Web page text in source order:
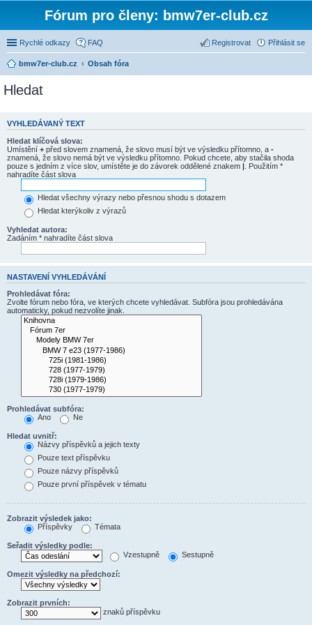
Fórum pro členy: bmw7er-club.cz
Rychlé odkazy FAQ Přihlásit se
Registrovat
bmw7er-club.cz Obsah fóra
Hledat
VYHLEDÁVANÝ TEXT
Hledat klíčová slova:
Umístění + před slovem znamená, že slovo musí být ve výsledku přítomno, a -
znamená, že slovo nemá být ve výsledku přítomno. Pokud chcete, aby stačila shoda
pouze s jedním z více slov, umístěte je do závorek oddělené znakem | . Použitím *
nahradíte část slova
Hledat všechny výrazy nebo přesnou shodu s dotazem
Hledat kterýkoliv z výrazů
Vyhledat autora:
Zadáním * nahradíte část slova
NASTAVENÍ VYHLEDÁVÁNÍ
Prohledávat fóra:
Zvolte fórum nebo fóra, ve kterých chcete vyhledávat. Subfóra jsou prohledávána
automaticky, pokud nezvolíte jinak.
Prohledávat subfóra:
Ano
Ne
Hledat uvnitř:
Názvy příspěvků a jejich texty
Pouze text příspěvku
Pouze názvy příspěvků
Pouze první příspěvek v tématu
Zobrazit výsledek jako:
Příspěvky
Témata
Seřadit výsledky podle:
Vzestupně
Sestupně
Omezit výsledky na předchozí:
Zobrazit prvních:
znaků příspěvku